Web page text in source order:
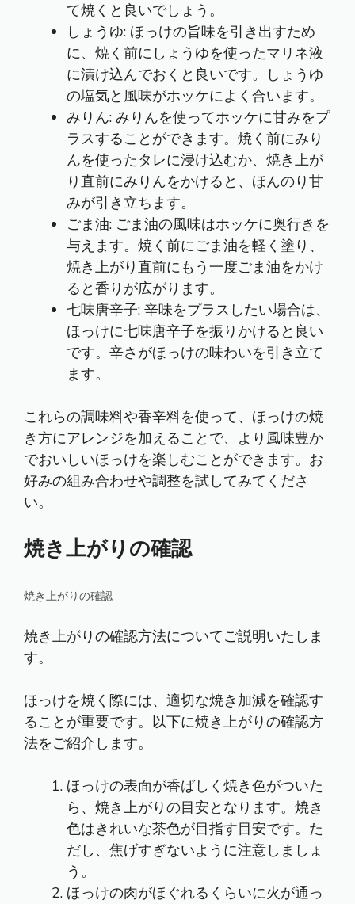
て焼くと良いでしょう。
しょうゆ: ほっけの旨味を引き出すため
に、焼く前にしょうゆを使ったマリネ液
に漬け込んでおくと良いです。しょうゆ
の塩気と風味がホッケによく合います。
みりん: みりんを使ってホッケに甘みをプ
ラスすることができます。焼く前にみり
んを使ったタレに浸け込むか、焼き上が
り直前にみりんをかけると、ほんのり甘
みが引き立ちます。
ごま油: ごま油の風味はホッケに奥行きを
与えます。焼く前にごま油を軽く塗り、
焼き上がり直前にもう一度ごま油をかけ
ると香りが広がります。
七味唐辛子: 辛味をプラスしたい場合は、
ほっけに七味唐辛子を振りかけると良い
です。辛さがほっけの味わいを引き立て
ます。
これらの調味料や香辛料を使って、ほっけの焼
き方にアレンジを加えることで、より風味豊か
でおいしいほっけを楽しむことができます。お
好みの組み合わせや調整を試してみてくださ
い。
焼き上がりの確認
焼き上がりの確認
焼き上がりの確認方法についてご説明いたしま
す。
ほっけを焼く際には、適切な焼き加減を確認す
ることが重要です。以下に焼き上がりの確認方
法をご紹介します。
ほっけの表面が香ばしく焼き色がついた
ら、焼き上がりの目安となります。焼き
色はきれいな茶色が目指す目安です。た
だし、焦げすぎないように注意しましょ
う。
ほっけの肉がほぐれるくらいに火が通っ